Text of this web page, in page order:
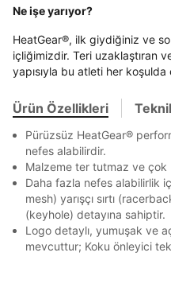
Ziraat Bankası
QNB
AnadoluBank
Ne işe yarıyor?
HeatGear®, ilk giydiğiniz ve
içliğimizdir. Teri uzaklaştıran
yapısıyla bu atleti her
Ürün Özellikleri
Pürüzsüz HeatGear®
nefes alabilirdir.
Malzeme ter tutmaz ve çok
Daha fazla nefes alabilirlik
mesh) yarışçı sırtı
(keyhole) detayına sahiptir.
Logo detaylı, yumuşak ve
mevcuttur; Koku önleyici
Sipariş Numaranız *
Aşağıdakileri okudum ve
Kişisel verileriniz
uyarınca işlenecektir.
tarafından ticari elektronik
işlenmesini kabul ediyorum.
Sms
E-mail
Çağrı Merkezi / Arama
Kişisel verilerimin
Aksesuar Ticaret A.Ş.
markalara ait
Doğuş Grubu
Bilgilerinizi güncellemek
ile gelen kodu girerek
Bilgilerinizi güncellemek
ile gelen kodu girerek